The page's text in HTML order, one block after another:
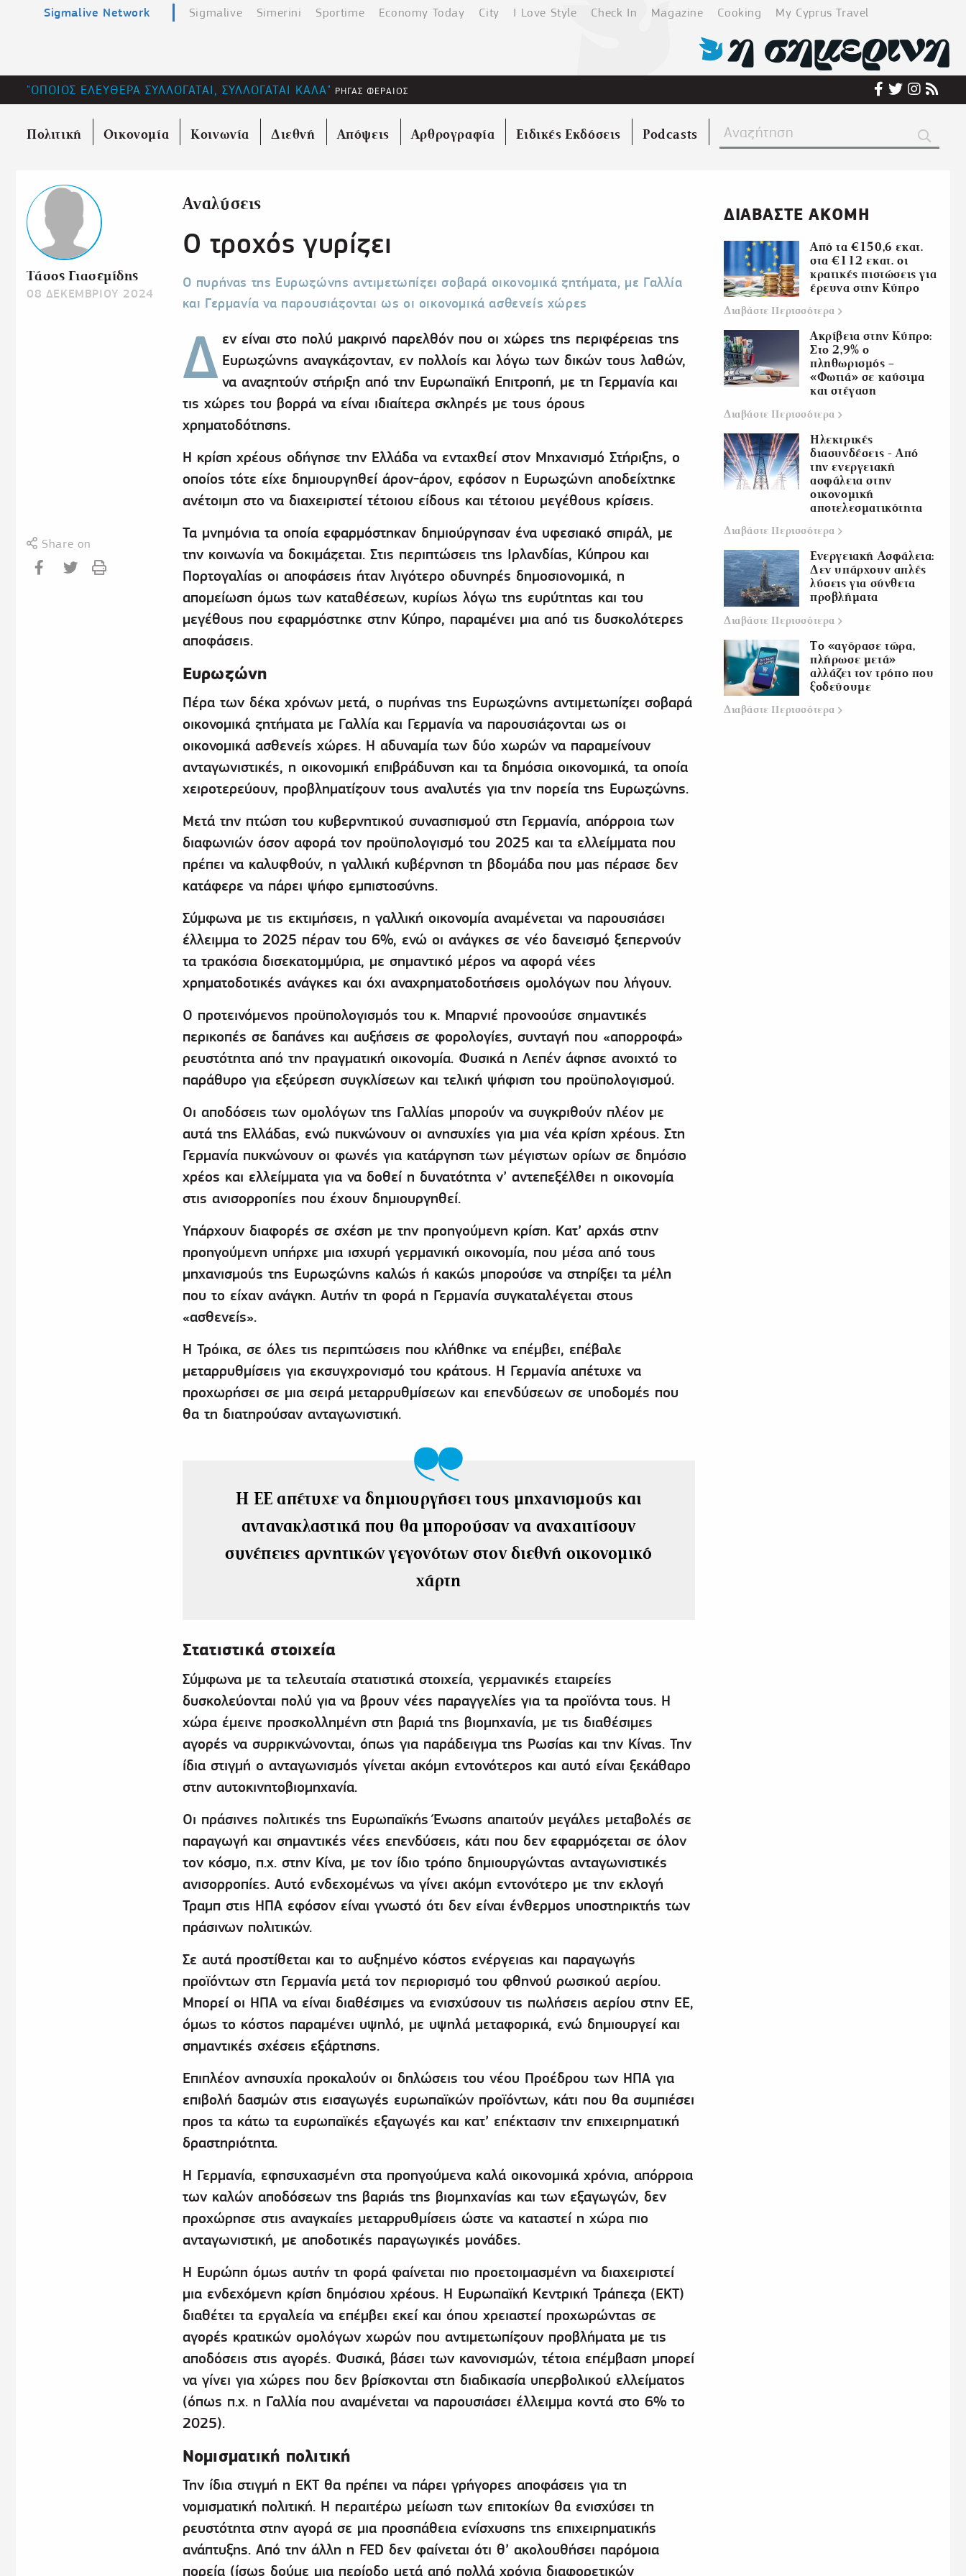
Sigmalive Network Sigmalive Simerini Sportime Economy Today City I Love Style Check In Magazine Cooking My Cyprus Travel
"ΟΠΟΙΟΣ ΕΛΕΥΘΕΡΑ ΣΥΛΛΟΓΑΤΑΙ, ΣΥΛΛΟΓΑΤΑΙ ΚΑΛΑ" ΡΗΓΑΣ ΦΕΡΑΙΟΣ
Πολιτική Οικονομία Κοινωνία Διεθνή Απόψεις Αρθρογραφία Ειδικές Εκδόσεις Podcasts
Τάσος Γιασεμίδης
08 ΔΕΚΕΜΒΡΙΟΥ 2024
Share on
Αναλύσεις
Ο τροχός γυρίζει
Ο πυρήνας της Ευρωζώνης αντιμετωπίζει σοβαρά οικονομικά ζητήματα, με Γαλλία
και Γερμανία να παρουσιάζονται ως οι οικονομικά ασθενείς χώρες
Δ εν είναι στο πολύ μακρινό παρελθόν που οι χώρες της περιφέρειας της
Ευρωζώνης αναγκάζονταν, εν πολλοίς και λόγω των δικών τους λαθών,
να αναζητούν στήριξη από την Ευρωπαϊκή Επιτροπή, με τη Γερμανία και
τις χώρες του βορρά να είναι ιδιαίτερα σκληρές με τους όρους
χρηματοδότησης.
Η κρίση χρέους οδήγησε την Ελλάδα να ενταχθεί στον Μηχανισμό Στήριξης, ο
οποίος τότε είχε δημιουργηθεί άρον-άρον, εφόσον η Ευρωζώνη αποδείχτηκε
ανέτοιμη στο να διαχειριστεί τέτοιου είδους και τέτοιου μεγέθους κρίσεις.
Τα μνημόνια τα οποία εφαρμόστηκαν δημιούργησαν ένα υφεσιακό σπιράλ, με
την κοινωνία να δοκιμάζεται. Στις περιπτώσεις της Ιρλανδίας, Κύπρου και
Πορτογαλίας οι αποφάσεις ήταν λιγότερο οδυνηρές δημοσιονομικά, η
απομείωση όμως των καταθέσεων, κυρίως λόγω της ευρύτητας και του
μεγέθους που εφαρμόστηκε στην Κύπρο, παραμένει μια από τις δυσκολότερες
αποφάσεις.
Ευρωζώνη
Πέρα των δέκα χρόνων μετά, ο πυρήνας της Ευρωζώνης αντιμετωπίζει σοβαρά
οικονομικά ζητήματα με Γαλλία και Γερμανία να παρουσιάζονται ως οι
οικονομικά ασθενείς χώρες. Η αδυναμία των δύο χωρών να παραμείνουν
ανταγωνιστικές, η οικονομική επιβράδυνση και τα δημόσια οικονομικά, τα οποία
χειροτερεύουν, προβληματίζουν τους αναλυτές για την πορεία της Ευρωζώνης.
Μετά την πτώση του κυβερνητικού συνασπισμού στη Γερμανία, απόρροια των
διαφωνιών όσον αφορά τον προϋπολογισμό του 2025 και τα ελλείμματα που
πρέπει να καλυφθούν, η γαλλική κυβέρνηση τη βδομάδα που μας πέρασε δεν
κατάφερε να πάρει ψήφο εμπιστοσύνης.
Σύμφωνα με τις εκτιμήσεις, η γαλλική οικονομία αναμένεται να παρουσιάσει
έλλειμμα το 2025 πέραν του 6%, ενώ οι ανάγκες σε νέο δανεισμό ξεπερνούν
τα τρακόσια δισεκατομμύρια, με σημαντικό μέρος να αφορά νέες
χρηματοδοτικές ανάγκες και όχι αναχρηματοδοτήσεις ομολόγων που λήγουν.
Ο προτεινόμενος προϋπολογισμός του κ. Μπαρνιέ προνοούσε σημαντικές
περικοπές σε δαπάνες και αυξήσεις σε φορολογίες, συνταγή που «απορροφά»
ρευστότητα από την πραγματική οικονομία. Φυσικά η Λεπέν άφησε ανοιχτό το
παράθυρο για εξεύρεση συγκλίσεων και τελική ψήφιση του προϋπολογισμού.
Οι αποδόσεις των ομολόγων της Γαλλίας μπορούν να συγκριθούν πλέον με
αυτά της Ελλάδας, ενώ πυκνώνουν οι ανησυχίες για μια νέα κρίση χρέους. Στη
Γερμανία πυκνώνουν οι φωνές για κατάργηση των μέγιστων ορίων σε δημόσιο
χρέος και ελλείμματα για να δοθεί η δυνατότητα ν’ αντεπεξέλθει η οικονομία
στις ανισορροπίες που έχουν δημιουργηθεί.
Υπάρχουν διαφορές σε σχέση με την προηγούμενη κρίση. Κατ’ αρχάς στην
προηγούμενη υπήρχε μια ισχυρή γερμανική οικονομία, που μέσα από τους
μηχανισμούς της Ευρωζώνης καλώς ή κακώς μπορούσε να στηρίξει τα μέλη
που το είχαν ανάγκη. Αυτήν τη φορά η Γερμανία συγκαταλέγεται στους
«ασθενείς».
Η Τρόικα, σε όλες τις περιπτώσεις που κλήθηκε να επέμβει, επέβαλε
μεταρρυθμίσεις για εκσυγχρονισμό του κράτους. Η Γερμανία απέτυχε να
προχωρήσει σε μια σειρά μεταρρυθμίσεων και επενδύσεων σε υποδομές που
θα τη διατηρούσαν ανταγωνιστική.
Η ΕΕ απέτυχε να δημιουργήσει τους μηχανισμούς και
αντανακλαστικά που θα μπορούσαν να αναχαιτίσουν
συνέπειες αρνητικών γεγονότων στον διεθνή οικονομικό
χάρτη
Στατιστικά στοιχεία
Σύμφωνα με τα τελευταία στατιστικά στοιχεία, γερμανικές εταιρείες
δυσκολεύονται πολύ για να βρουν νέες παραγγελίες για τα προϊόντα τους. Η
χώρα έμεινε προσκολλημένη στη βαριά της βιομηχανία, με τις διαθέσιμες
αγορές να συρρικνώνονται, όπως για παράδειγμα της Ρωσίας και την Κίνας. Την
ίδια στιγμή ο ανταγωνισμός γίνεται ακόμη εντονότερος και αυτό είναι ξεκάθαρο
στην αυτοκινητοβιομηχανία.
Οι πράσινες πολιτικές της Ευρωπαϊκής Ένωσης απαιτούν μεγάλες μεταβολές σε
παραγωγή και σημαντικές νέες επενδύσεις, κάτι που δεν εφαρμόζεται σε όλον
τον κόσμο, π.χ. στην Κίνα, με τον ίδιο τρόπο δημιουργώντας ανταγωνιστικές
ανισορροπίες. Αυτό ενδεχομένως να γίνει ακόμη εντονότερο με την εκλογή
Τραμπ στις ΗΠΑ εφόσον είναι γνωστό ότι δεν είναι ένθερμος υποστηρικτής των
πράσινων πολιτικών.
Σε αυτά προστίθεται και το αυξημένο κόστος ενέργειας και παραγωγής
προϊόντων στη Γερμανία μετά τον περιορισμό του φθηνού ρωσικού αερίου.
Μπορεί οι ΗΠΑ να είναι διαθέσιμες να ενισχύσουν τις πωλήσεις αερίου στην ΕΕ,
όμως το κόστος παραμένει υψηλό, με υψηλά μεταφορικά, ενώ δημιουργεί και
σημαντικές σχέσεις εξάρτησης.
Επιπλέον ανησυχία προκαλούν οι δηλώσεις του νέου Προέδρου των ΗΠΑ για
επιβολή δασμών στις εισαγωγές ευρωπαϊκών προϊόντων, κάτι που θα συμπιέσει
προς τα κάτω τα ευρωπαϊκές εξαγωγές και κατ’ επέκτασιν την επιχειρηματική
δραστηριότητα.
H Γερμανία, εφησυχασμένη στα προηγούμενα καλά οικονομικά χρόνια, απόρροια
των καλών αποδόσεων της βαριάς της βιομηχανίας και των εξαγωγών, δεν
προχώρησε στις αναγκαίες μεταρρυθμίσεις ώστε να καταστεί η χώρα πιο
ανταγωνιστική, με αποδοτικές παραγωγικές μονάδες.
Η Ευρώπη όμως αυτήν τη φορά φαίνεται πιο προετοιμασμένη να διαχειριστεί
μια ενδεχόμενη κρίση δημόσιου χρέους. Η Ευρωπαϊκή Κεντρική Τράπεζα (ΕΚΤ)
διαθέτει τα εργαλεία να επέμβει εκεί και όπου χρειαστεί προχωρώντας σε
αγορές κρατικών ομολόγων χωρών που αντιμετωπίζουν προβλήματα με τις
αποδόσεις στις αγορές. Φυσικά, βάσει των κανονισμών, τέτοια επέμβαση μπορεί
να γίνει για χώρες που δεν βρίσκονται στη διαδικασία υπερβολικού ελλείματος
(όπως π.χ. η Γαλλία που αναμένεται να παρουσιάσει έλλειμμα κοντά στο 6% το
2025).
Νομισματική πολιτική
Την ίδια στιγμή η ΕΚΤ θα πρέπει να πάρει γρήγορες αποφάσεις για τη
νομισματική πολιτική. Η περαιτέρω μείωση των επιτοκίων θα ενισχύσει τη
ρευστότητα στην αγορά σε μια προσπάθεια ενίσχυσης της επιχειρηματικής
ανάπτυξης. Από την άλλη η FED δεν φαίνεται ότι θ’ ακολουθήσει παρόμοια
πορεία (ίσως δούμε μια περίοδο μετά από πολλά χρόνια διαφορετικών
ΔΙΑΒΑΣΤΕ ΑΚΟΜΗ
Από τα €150,6 εκατ.
στα €112 εκατ. οι
κρατικές πιστώσεις για
έρευνα στην Κύπρο
Διαβάστε Περισσότερα
Ακρίβεια στην Κύπρο:
Στο 2,9% ο
πληθωρισμός –
«Φωτιά» σε καύσιμα
και στέγαση
Διαβάστε Περισσότερα
Ηλεκτρικές
διασυνδέσεις - Από
την ενεργειακή
ασφάλεια στην
οικονομική
αποτελεσματικότητα
Διαβάστε Περισσότερα
Ενεργειακή Ασφάλεια:
Δεν υπάρχουν απλές
λύσεις για σύνθετα
προβλήματα
Διαβάστε Περισσότερα
Το «αγόρασε τώρα,
πλήρωσε μετά»
αλλάζει τον τρόπο που
ξοδεύουμε
Διαβάστε Περισσότερα